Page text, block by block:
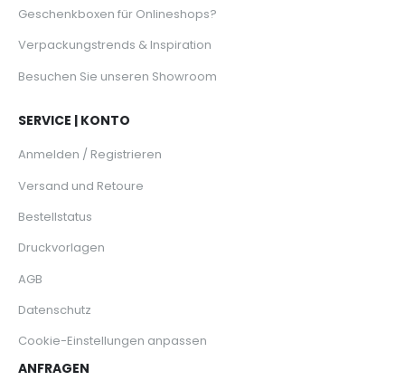
Geschenkboxen für Onlineshops?
Verpackungstrends & Inspiration
Besuchen Sie unseren Showroom
SERVICE | KONTO
Anmelden / Registrieren
Versand und Retoure
Bestellstatus
Druckvorlagen
AGB
Datenschutz
Cookie-Einstellungen anpassen
ANFRAGEN